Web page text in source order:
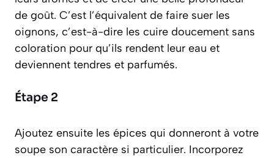
de goût. C’est l’équivalent de faire suer les
oignons, c’est-à-dire les cuire doucement sans
coloration pour qu’ils rendent leur eau et
deviennent tendres et parfumés.
Étape 2
Ajoutez ensuite les épices qui donneront à votre
soupe son caractère si particulier. Incorporez